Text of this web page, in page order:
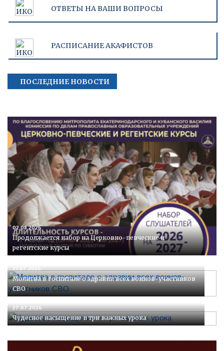
ОТВЕТЫ НА ВАШИ ВОПРОСЫ
РАСПИСАНИЕ АКАФИСТОВ
ПОСЛЕДНИЕ НОВОСТИ
02.08.2026
Продолжается набор на Церковно-певческие и
регентские курсы
31.07.2026
Молитва в госпитале о здравии всех воинов-участников
СВО
27.07.2026
Чудесное насыщение и три важных урока